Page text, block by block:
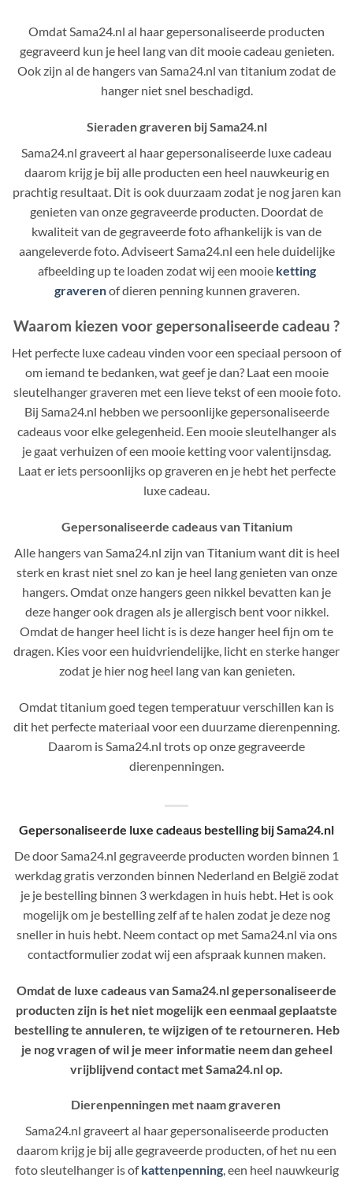
Omdat Sama24.nl al haar gepersonaliseerde producten
gegraveerd kun je heel lang van dit mooie cadeau genieten.
Ook zijn al de hangers van Sama24.nl van titanium zodat de
hanger niet snel beschadigd.
Sieraden graveren bij Sama24.nl
Sama24.nl graveert al haar gepersonaliseerde luxe cadeau
daarom krijg je bij alle producten een heel nauwkeurig en
prachtig resultaat. Dit is ook duurzaam zodat je nog jaren kan
genieten van onze gegraveerde producten. Doordat de
kwaliteit van de gegraveerde foto afhankelijk is van de
aangeleverde foto. Adviseert Sama24.nl een hele duidelijke
afbeelding up te loaden zodat wij een mooie ketting
graverenof dieren penning kunnen graveren.
Waarom kiezen voor gepersonaliseerde cadeau ?
Het perfecte luxe cadeau vinden voor een speciaal persoon of
om iemand te bedanken, wat geef je dan? Laat een mooie
sleutelhanger graveren met een lieve tekst of een mooie foto.
Bij Sama24.nl hebben we persoonlijke gepersonaliseerde
cadeaus voor elke gelegenheid. Een mooie sleutelhanger als
je gaat verhuizen of een mooie ketting voor valentijnsdag.
Laat er iets persoonlijks op graveren en je hebt het perfecte
luxe cadeau.
Gepersonaliseerde cadeaus van Titanium
Alle hangers van Sama24.nl zijn van Titanium want dit is heel
sterk en krast niet snel zo kan je heel lang genieten van onze
hangers. Omdat onze hangers geen nikkel bevatten kan je
deze hanger ook dragen als je allergisch bent voor nikkel.
Omdat de hanger heel licht is is deze hanger heel fijn om te
dragen. Kies voor een huidvriendelijke, licht en sterke hanger
zodat je hier nog heel lang van kan genieten.
Omdat titanium goed tegen temperatuur verschillen kan is
dit het perfecte materiaal voor een duurzame dierenpenning.
Daarom is Sama24.nl trots op onze gegraveerde
dierenpenningen.
Gepersonaliseerde luxe cadeaus bestelling bij Sama24.nl
De door Sama24.nl gegraveerde producten worden binnen 1
werkdag gratis verzonden binnen Nederland en België zodat
je je bestelling binnen 3 werkdagen in huis hebt. Het is ook
mogelijk om je bestelling zelf af te halen zodat je deze nog
sneller in huis hebt. Neem contact op met Sama24.nl via ons
contactformulier zodat wij een afspraak kunnen maken.
Omdat de luxe cadeaus van Sama24.nl gepersonaliseerde
producten zijn is het niet mogelijk een eenmaal geplaatste
bestelling te annuleren, te wijzigen of te retourneren. Heb
je nog vragen of wil je meer informatie neem dan geheel
vrijblijvend contact met Sama24.nl op.
Dierenpenningen met naam graveren
Sama24.nl graveert al haar gepersonaliseerde producten
daarom krijg je bij alle gegraveerde producten, of het nu een
foto sleutelhanger is ofkattenpenning, een heel nauwkeurig